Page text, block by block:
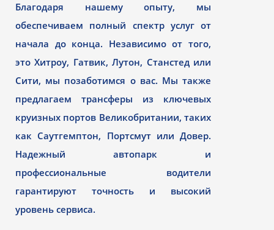
Благодаря нашему опыту, мы
обеспечиваем полный спектр услуг от
начала до конца. Независимо от того,
это Хитроу, Гатвик, Лутон, Станстед или
Сити, мы позаботимся о вас. Мы также
предлагаем трансферы из ключевых
круизных портов Великобритании, таких
как Саутгемптон, Портсмут или Довер.
Надежный автопарк и
профессиональные водители
гарантируют точность и высокий
уровень сервиса.